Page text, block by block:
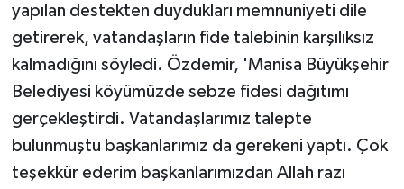
yapılan destekten duydukları memnuniyeti dile
getirerek, vatandaşların fide talebinin karşılıksız
kalmadığını söyledi. Özdemir, 'Manisa Büyükşehir
Belediyesi köyümüzde sebze fidesi dağıtımı
gerçekleştirdi. Vatandaşlarımız talepte
bulunmuştu başkanlarımız da gerekeni yaptı. Çok
teşekkür ederim başkanlarımızdan Allah razı